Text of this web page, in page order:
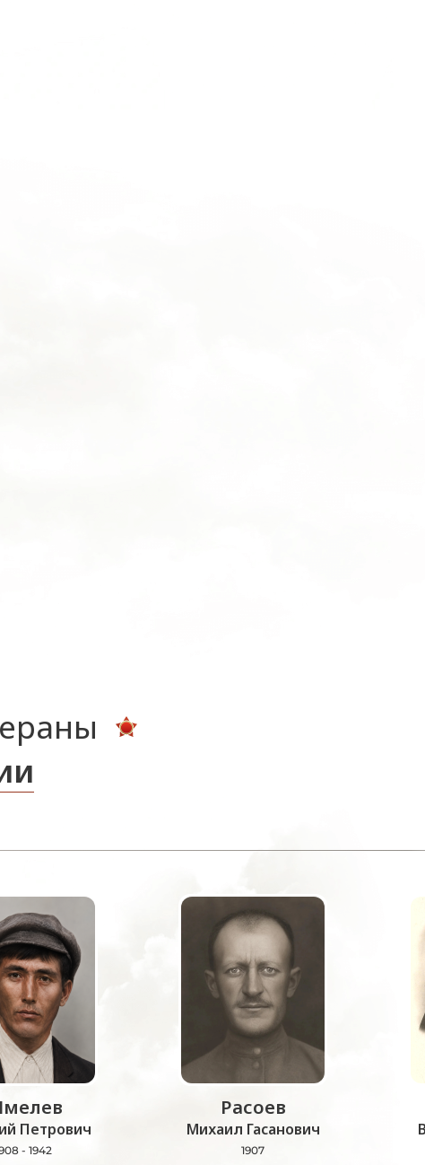
Петрович
- 1942
Расоев
Михаил Гасанович
1907